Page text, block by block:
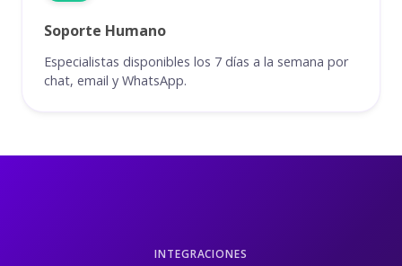
Soporte Humano
Especialistas disponibles los 7 días a la semana por
chat, email y WhatsApp.
INTEGRACIONES